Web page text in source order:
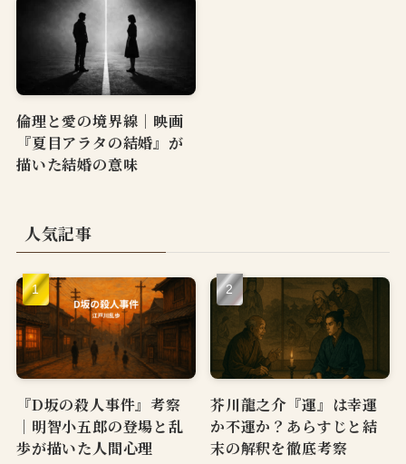
倫理と愛の境界線｜映画
『夏目アラタの結婚』が
描いた結婚の意味
人気記事
『D坂の殺人事件』考察
｜明智小五郎の登場と乱
歩が描いた人間心理
芥川龍之介『運』は幸運
か不運か？あらすじと結
末の解釈を徹底考察